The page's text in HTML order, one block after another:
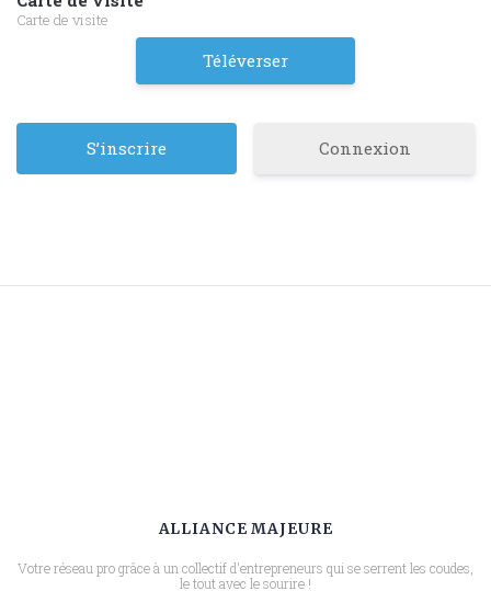
Carte de visite
Téléverser
Connexion
ALLIANCE MAJEURE
Votre réseau pro grâce à un collectif d'entrepreneurs qui se serrent les coudes,
le tout avec le sourire !